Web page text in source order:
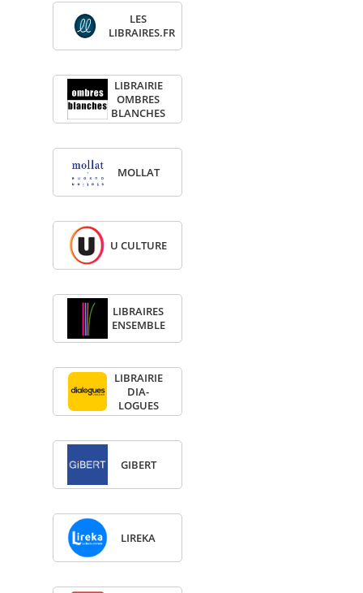
LES
LIBRAIRES.FR
LIBRAI­RIE
OMBRES
BLANCHES
MOL­LAT
U CULTURE
LIBRAIRES
ENSEMBLE
LIBRAI­RIE
DIA­
LOGUES
GIBERT
LIREKA